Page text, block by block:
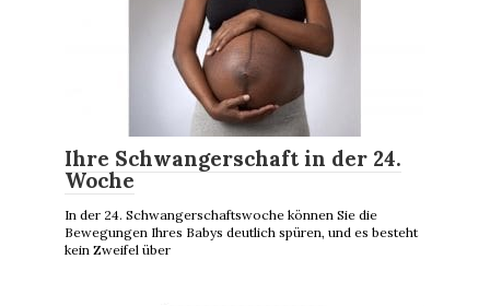
Ihre Schwangerschaft in der 24.
Woche
In der 24. Schwangerschaftswoche können Sie die
Bewegungen Ihres Babys deutlich spüren, und es besteht
kein Zweifel über